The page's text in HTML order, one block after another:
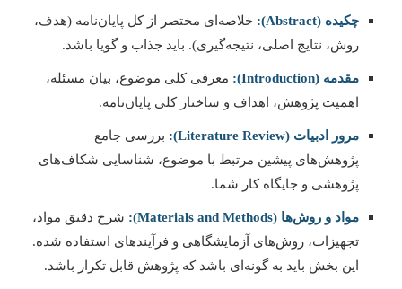
چکیده (Abstract):
خلاصه‌ای مختصر از کل پایان‌نامه (هدف،
روش، نتایج اصلی، نتیجه‌گیری). باید جذاب و گویا باشد.
مقدمه (Introduction):
معرفی کلی موضوع، بیان مسئله،
اهمیت پژوهش، اهداف و ساختار کلی پایان‌نامه.
مرور ادبیات (Literature Review):
بررسی جامع
پژوهش‌های پیشین مرتبط با موضوع، شناسایی شکاف‌های
پژوهشی و جایگاه کار شما.
مواد و روش‌ها (Materials and Methods):
شرح دقیق مواد،
تجهیزات، روش‌های آزمایشگاهی و فرآیندهای استفاده شده.
این بخش باید به گونه‌ای باشد که پژوهش قابل تکرار باشد.